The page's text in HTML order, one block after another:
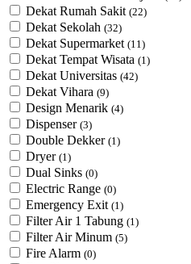
Dekat Rumah Sakit (22)
Dekat Sekolah (32)
Dekat Supermarket (11)
Dekat Tempat Wisata (1)
Dekat Universitas (42)
Dekat Vihara (9)
Design Menarik (4)
Dispenser (3)
Double Dekker (1)
Dryer (1)
Dual Sinks (0)
Electric Range (0)
Emergency Exit (1)
Filter Air 1 Tabung (1)
Filter Air Minum (5)
Fire Alarm (0)